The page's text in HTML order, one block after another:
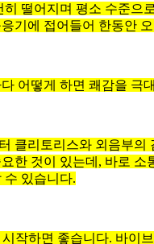
떨어지며 평소 수준으
기에 접어들어 한동안
어떻게 하면 쾌감을 극
클리토리스와 외음부
한 것이 있는데, 바로
수 있습니다.
작하면 좋습니다. 바이